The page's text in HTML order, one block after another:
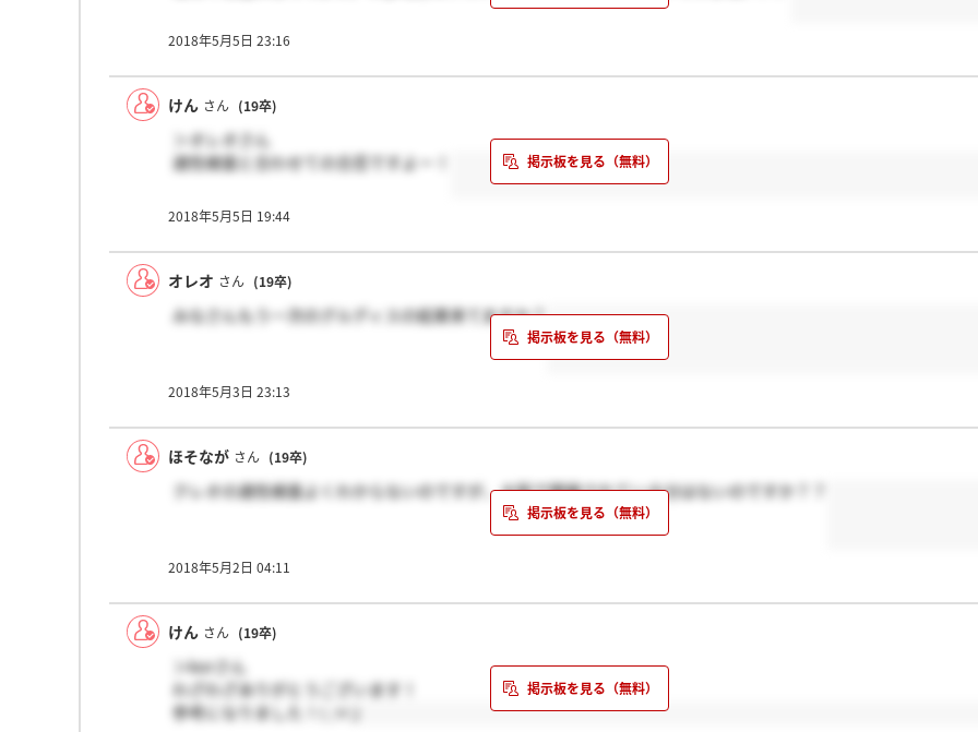
2018年5月5日 23:16
けん さん (19卒)
＞オレオさん
適性検査と合わせての合否ですよー！
2018年5月5日 19:44
オレオ さん (19卒)
みなさんもう一次のグルディスの結果来てますか？
2018年5月3日 23:13
ほそなが さん (19卒)
クレオの適性検査よくわからないのですが、大阪で開催されている分はないのですか？？
2018年5月2日 04:11
けん さん (19卒)
＞korさん
わざわざありがとうございます！
参考になりました！( ;∀;)